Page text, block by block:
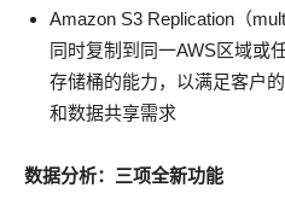
Amazon S3 Replication（
同时复制到同一AWS区域或
存储桶的能力，以满足客户
和数据共享需求
数据分析：三项全新功能